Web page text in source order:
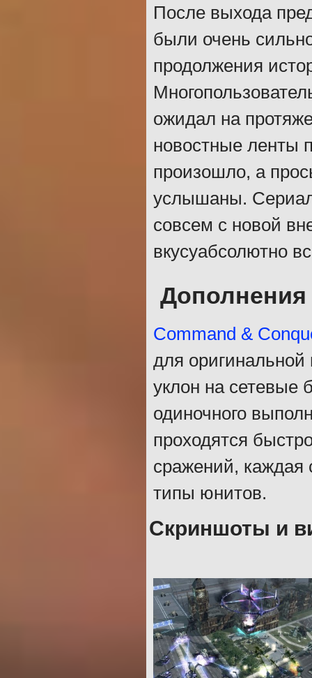
После выхода
были очень
продолжения
ожидал на
новостные ленты
произошло, а
услышаны. Сериал
совсем с новой
вкусуабсолютно
Дополнения
Command &
для оригинальной
уклон на сетевые
одиночного
проходятся
сражений, каждая
типы юнитов.
Скриншоты и